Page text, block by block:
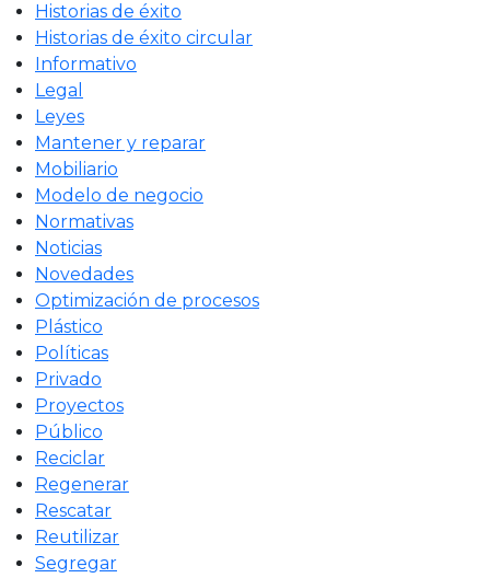
Historias de éxito
Historias de éxito circular
Informativo
Legal
Leyes
Mantener y reparar
Mobiliario
Modelo de negocio
Normativas
Noticias
Novedades
Optimización de procesos
Plástico
Políticas
Privado
Proyectos
Público
Reciclar
Regenerar
Rescatar
Reutilizar
Segregar